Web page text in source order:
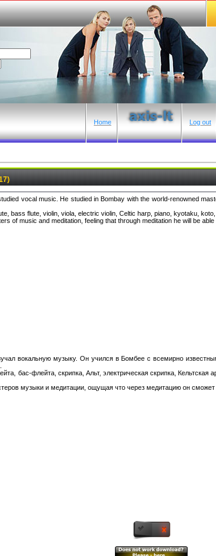
Home Log out
vocal music. He studied in Bombay with the world-renowned
bass flute, violin, viola, electric violin, Celtic harp, piano, kyotaku,
of music and meditation, feeling that through meditation he will be able
вокальную музыку. Он учился в Бомбее с всемирно
бас-флейта, скрипка, Альт, электрическая скрипка,
музыки и медитации, ощущая что через медитацию он сможет